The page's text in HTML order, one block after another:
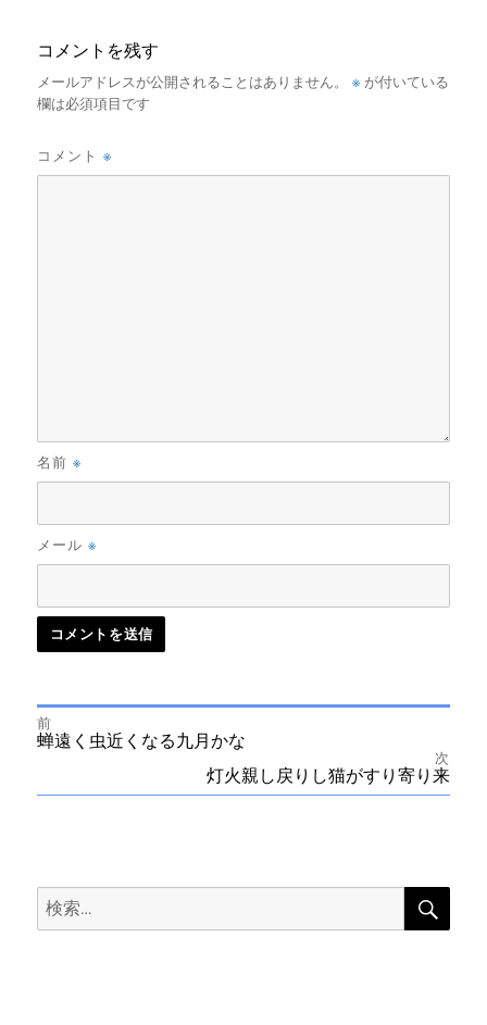
コメントを残す
メールアドレスが公開されることはありません。 ※ が付いている
欄は必須項目です
コメント※
名前※
メール※
投
ゲ
前
前
の
蝉遠く虫近くなる九月かな
次
灯火親し戻りし猫がすり寄り来
検
索:
検